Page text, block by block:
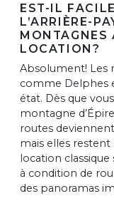
EST-IL
L’ARRIÈRE-
MONTAGNES
LOCATION?
Absolument! Les
comme Delphes
état. Dès que
montagne
routes
mais elles
location
à condition de
des panoramas